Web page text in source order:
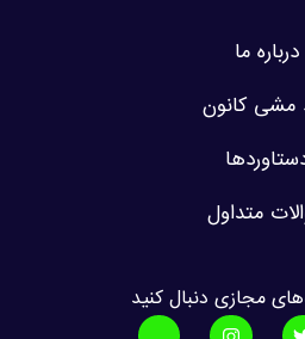
درباره ما
کانون
متداول
مجازی دنبال کنید